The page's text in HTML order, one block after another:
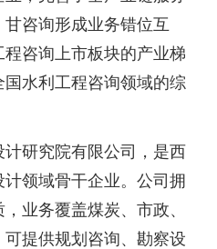
咨询形成业务错位互
咨询上市板块的产业梯
水利工程咨询领域的综
研究院有限公司，是西
领域骨干企业。公司拥
业务覆盖煤炭、市政、
提供规划咨询、勘察设